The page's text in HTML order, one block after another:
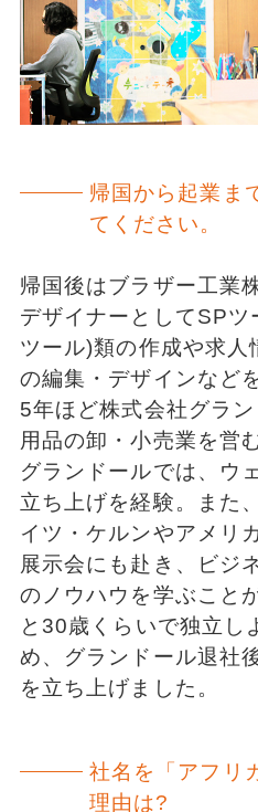
帰国から起業ま
てください。
帰国後はブラザー工業
デザイナーとしてSPツ
ツール)類の作成や求
の編集・デザインなど
5年ほど株式会社グラ
用品の卸・小売業を営
グランドールでは、ウ
立ち上げを経験。また
イツ・ケルンやアメリ
展示会にも赴き、ビジ
のノウハウを学ぶこと
と30歳くらいで独立し
め、グランドール退社
を立ち上げました。
社名を「アフリ
理由は?